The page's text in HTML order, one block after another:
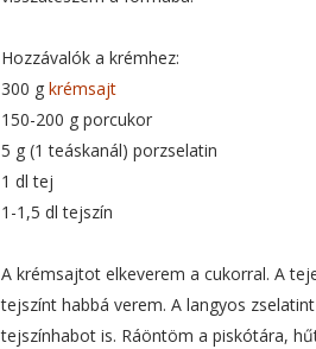
Hozzávalók a krémhez:
300 g krémsajt
150-200 g porcukor
5 g (1 teáskanál) porzselatin
1 dl tej
1-1,5 dl tejszín
A krémsajtot elkeverem a cukorral. A
tejszínt habbá verem. A langyos
tejszínhabot is. Ráöntöm a piskótára,